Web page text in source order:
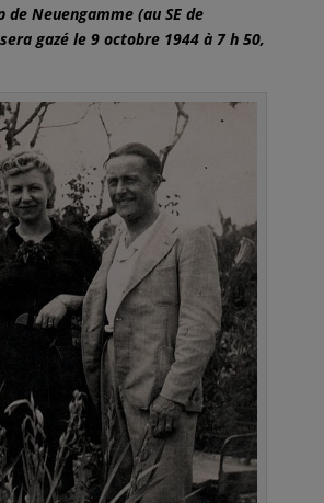
de Neuengamme (au SE de
gazé le 9 octobre 1944 à 7 h 50,